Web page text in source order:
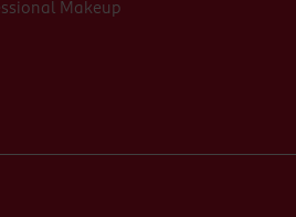
Makeup